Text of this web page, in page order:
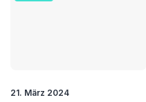
21. März 2024